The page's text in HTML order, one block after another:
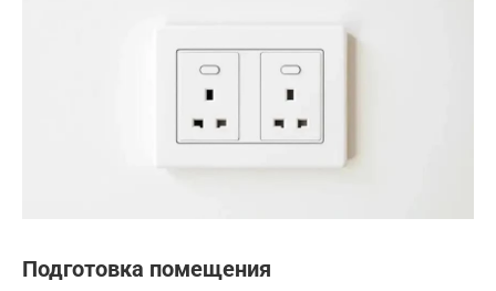
Подготовка помещения